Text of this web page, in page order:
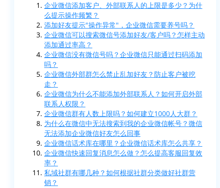
企业微信添加客户、外部联系人的上限是多少？为什
么提示操作频繁？
添加好友提示"操作异常"，企业微信需要养号吗？
企业微信可以搜索微信号添加好友/客户吗？怎样主动
添加通过率高？
企业微信没有微信号吗？企业微信只能通过扫码添加
吗？
企业微信外部群怎么禁止乱加好友？防止客户被挖
走？
企业微信为什么不能添加外部联系人？如何开启外部
联系人权限？
企业微信群有人数上限吗？如何建立1000人大群？
为什么在微信中无法搜索到我的企业微信帐号？微信
无法添加企业微信好友怎么回事
企业微信话术库在哪里？企业微信话术库怎么共享？
企业微信快速回复消息怎么做？怎么提高客服回复效
率？
私域社群有哪几种？如何根据社群分类做好社群营
销？